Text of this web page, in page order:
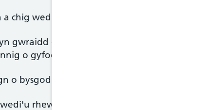
chig wedi'i brosesu fel cig moch, ham a selsig.
gwraidd da o brotein, ac maent yn cynnwys
o gyfoethog mewn asidau brasterog omega-
o bysgod yr wythnos, gan gynnwys 1 dogn o
rhewi neu mewn tun, ond cofiwch y gall